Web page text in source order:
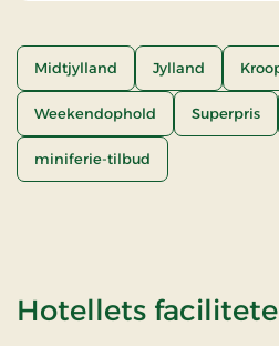
Midtjylland Jylland
Weekendophold Superpris
miniferie-tilbud
Hotellets